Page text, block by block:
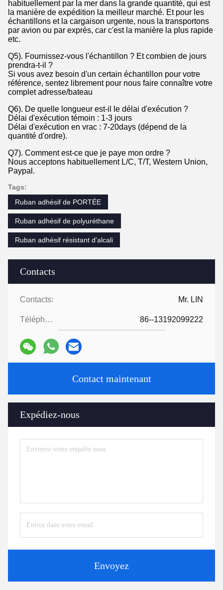
Contacts
Contacts: Mr. LIN
Téléphone: 86--13192099222
Contact maintenant
Expédiez-nous
Envoyez
habituellement par la mer dans la grande quantité, qui est
la manière de expédition la meilleur marché. Et pour les
échantillons et la cargaison urgente, nous la transportons
par avion ou par exprès, car c'est la manière la plus rapide
etc.
Q5). Fournissez-vous l'échantillon ? Et combien de jours
prendra-t-il ?
Si vous avez besoin d'un certain échantillon pour votre
référence, sentez librement pour nous faire connaître votre
complet adresse/bateau
Q6). De quelle longueur est-il le délai d'exécution ?
Délai d'exécution témoin : 1-3 jours
Délai d'exécution en vrac : 7-20days (dépend de la
quantité d'ordre).
Q7). Comment est-ce que je paye mon ordre ?
Nous acceptons habituellement L/C, T/T, Western Union,
Paypal.
Tags:
Ruban adhésif de PORTÉE
Ruban adhésif de polyuréthane
Ruban adhésif résistant d'alcali